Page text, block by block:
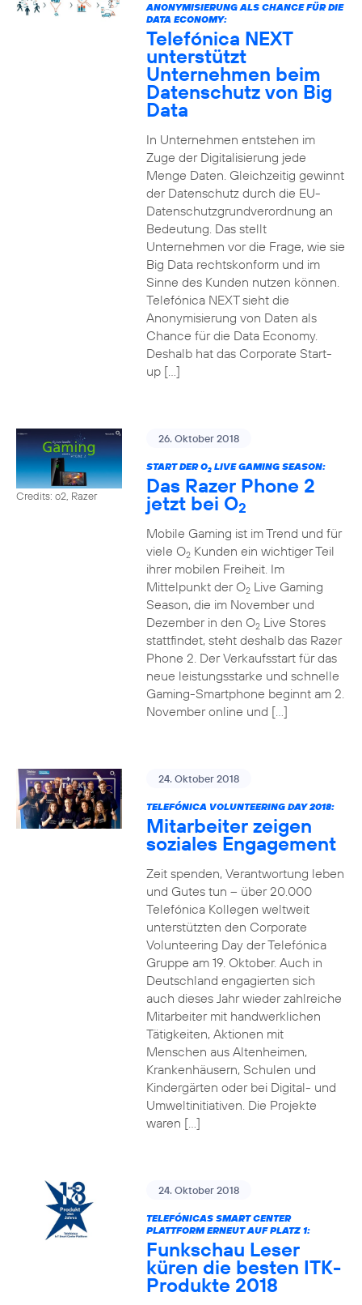
ANONYMISIERUNG ALS CHANCE FÜR DIE
DATA ECONOMY:
Telefónica NEXT
unterstützt
Unternehmen beim
Datenschutz von Big
Data
In Unternehmen entstehen im
Zuge der Digitalisierung jede
Menge Daten. Gleichzeitig gewinnt
der Datenschutz durch die EU-
Datenschutzgrundverordnung an
Bedeutung. Das stellt
Unternehmen vor die Frage, wie sie
Big Data rechtskonform und im
Sinne des Kunden nutzen können.
Telefónica NEXT sieht die
Anonymisierung von Daten als
Chance für die Data Economy.
Deshalb hat das Corporate Start-
up […]
Credits: o2, Razer
26. Oktober 2018
START DER O2LIVE GAMING SEASON:
Das Razer Phone 2
jetzt bei O2
Mobile Gaming ist im Trend und für
viele O2Kunden ein wichtiger Teil
ihrer mobilen Freiheit. Im
Mittelpunkt der O2Live Gaming
Season, die im November und
Dezember in den O2Live Stores
stattfindet, steht deshalb das Razer
Phone 2. Der Verkaufsstart für das
neue leistungsstarke und schnelle
Gaming-Smartphone beginnt am 2.
November online und […]
24. Oktober 2018
TELEFÓNICA VOLUNTEERING DAY 2018:
Mitarbeiter zeigen
soziales Engagement
Zeit spenden, Verantwortung leben
und Gutes tun – über 20.000
Telefónica Kollegen weltweit
unterstützten den Corporate
Volunteering Day der Telefónica
Gruppe am 19. Oktober. Auch in
Deutschland engagierten sich
auch dieses Jahr wieder zahlreiche
Mitarbeiter mit handwerklichen
Tätigkeiten, Aktionen mit
Menschen aus Altenheimen,
Krankenhäusern, Schulen und
Kindergärten oder bei Digital- und
Umweltinitiativen. Die Projekte
waren […]
24. Oktober 2018
TELEFÓNICAS SMART CENTER
PLATTFORM ERNEUT AUF PLATZ 1:
Funkschau Leser
küren die besten ITK-
Produkte 2018